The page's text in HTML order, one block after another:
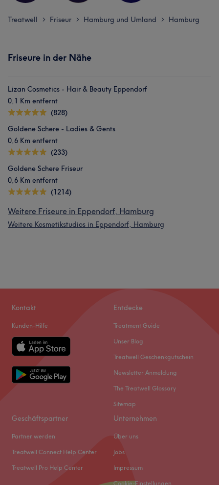
Treatwell > Friseur > Hamburg und Umland > Hamburg
Friseure in der Nähe
Lizan Cosmetics - Hair & Beauty Eppendorf
0,1 Km entfernt
(828)
Goldene Schere - Ladies & Gents
0,6 Km entfernt
(233)
Goldene Schere Friseur
0,6 Km entfernt
(1214)
Weitere Friseure in Eppendorf, Hamburg
Weitere Kosmetikstudios in Eppendorf, Hamburg
Kontakt
Kunden-Hilfe
Entdecke
Treatment Guide
Unser Blog
Treatwell Geschenkgutschein
Newsletter Anmeldung
The Treatwell Glossary
Sitemap
Geschäftspartner
Partner werden
Treatwell Connect Help Center
Treatwell Pro Help Center
Unternehmen
Über uns
Jobs
Impressum
Cookie-Einstellungen